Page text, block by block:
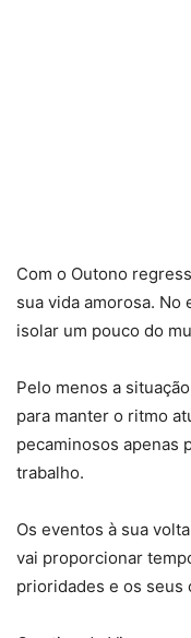
Com o Outono
sua vida amorosa.
isolar um pouco do
Pelo menos a
para manter o ritmo
pecaminosos apenas
trabalho.
Os eventos à sua
vai proporcionar
prioridades e os seus